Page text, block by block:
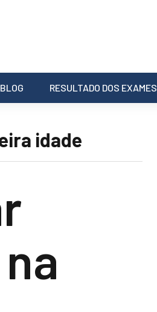
BLOG RESULTADO DOS EXAMES
idade